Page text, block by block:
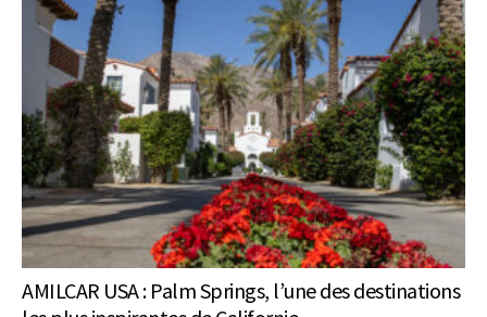
AMILCAR USA : Palm Springs, l’une des destinations